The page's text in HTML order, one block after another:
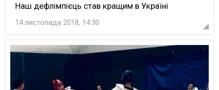
Наш дефлімпієць став кращим в Україні
14 листопада 2018, 14:30